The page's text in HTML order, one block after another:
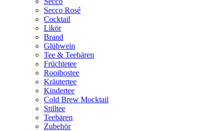
Secco Rosé
Cocktail
Likör
Brand
Glühwein
Tee & Teebären
Früchtetee
Rooibostee
Kräutertee
Kindertee
Cold Brew Mocktail
Stilltee
Teebären
Zubehör